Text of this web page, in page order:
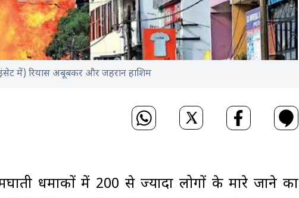
में) रियास अबूबकर और जहरान हाशिम
धमाकों में 200 से ज्यादा लोगों के मारे जाने का